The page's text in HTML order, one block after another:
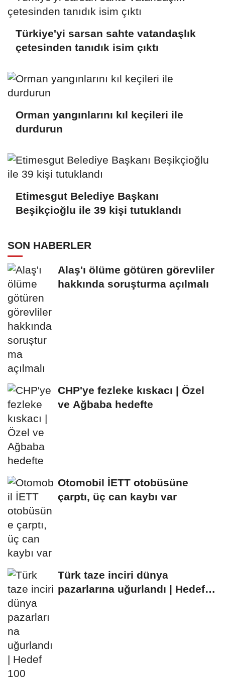
Türkiye'yi sarsan sahte vatandaşlık
çetesinden tanıdık isim çıktı
Orman yangınlarını kıl keçileri ile
durdurun
Etimesgut Belediye Başkanı
Beşikçioğlu ile 39 kişi tutuklandı
SON HABERLER
Alaş'ı ölüme götüren görevliler
hakkında soruşturma açılmalı
CHP'ye fezleke kıskacı | Özel
ve Ağbaba hedefte
Otomobil İETT otobüsüne
çarptı, üç can kaybı var
Türk taze inciri dünya
pazarlarına uğurlandı | Hedef